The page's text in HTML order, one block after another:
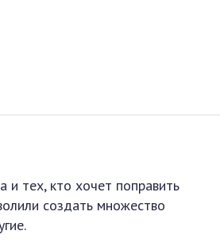
и тех, кто хочет поправить
создать множество